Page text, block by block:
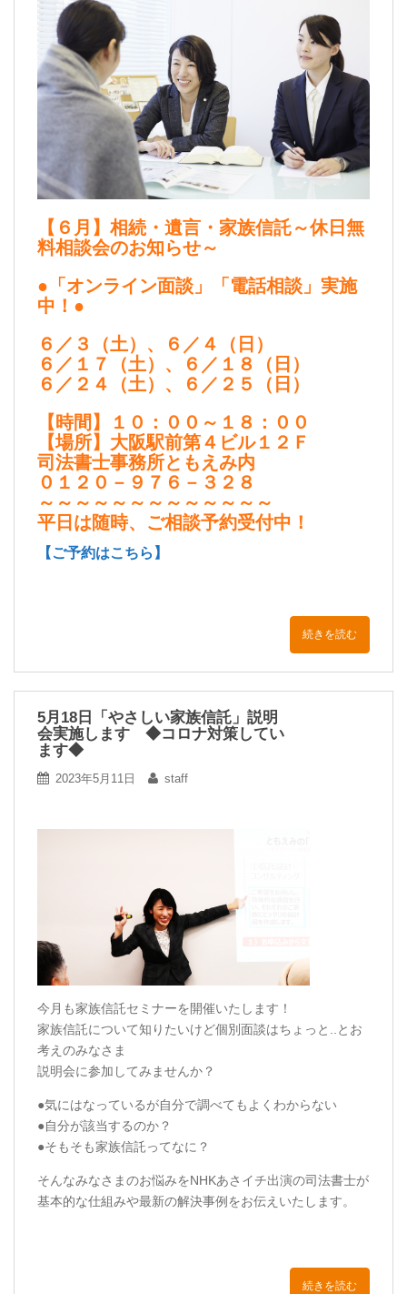
【６月】相続・遺言・家族信託～休日無
料相談会のお知らせ～
●「オンライン面談」「電話相談」実施
中！●
６／３（土）、６／４（日）
６／１７（土）、６／１８（日）
６／２４（土）、６／２５（日）
【時間】１０：００～１８：００
【場所】大阪駅前第４ビル１２Ｆ
司法書士事務所ともえみ内
０１２０－９７６－３２８
～～～～～～～～～～～～～
平日は随時、ご相談予約受付中！
【ご予約はこちら】
続きを読む
5月18日「やさしい家族信託」説明
会実施します ◆コロナ対策してい
ます◆
2023年5月11日 staff
今月も家族信託セミナーを開催いたします！
家族信託について知りたいけど個別面談はちょっと..とお
考えのみなさま
説明会に参加してみませんか？
●気にはなっているが自分で調べてもよくわからない
●自分が該当するのか？
●そもそも家族信託ってなに？
そんなみなさまのお悩みをNHKあさイチ出演の司法書士が
基本的な仕組みや最新の解決事例をお伝えいたします。
続きを読む